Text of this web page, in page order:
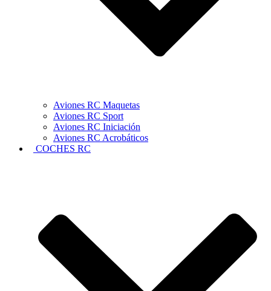
Aviones RC Maquetas
Aviones RC Sport
Aviones RC Iniciación
Aviones RC Acrobáticos
COCHES RC